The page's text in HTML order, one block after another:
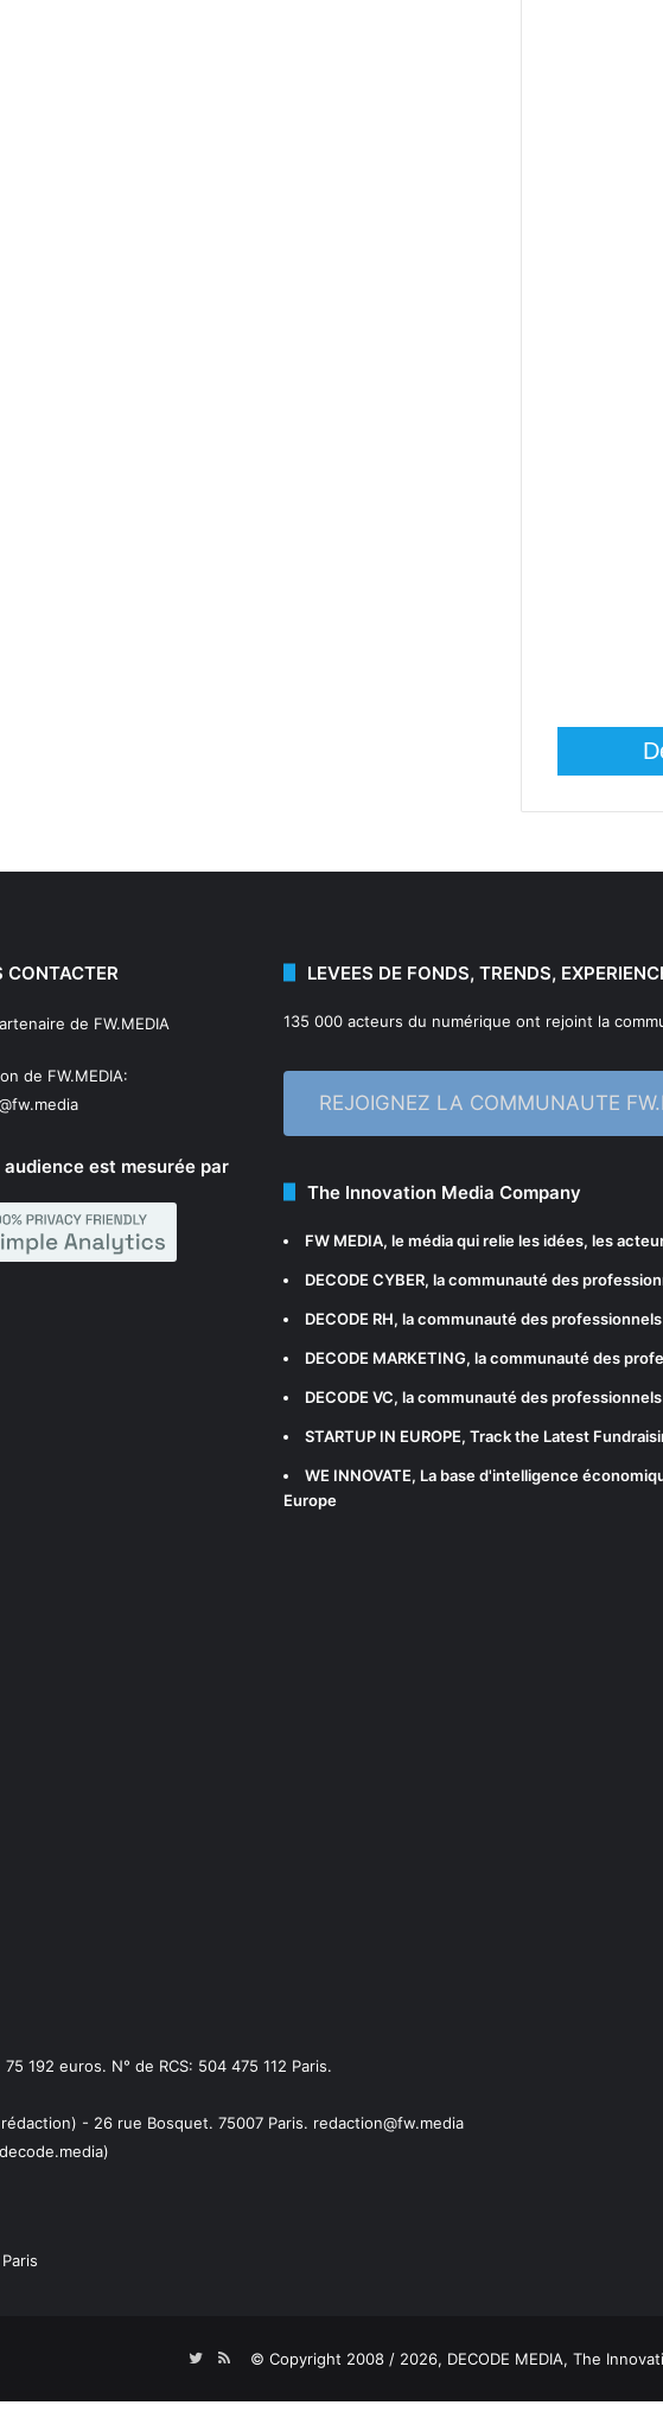
CONTACTER
de FW.MEDIA
de FW.MEDIA:
est mesurée par
LEVEES DE FONDS, TRENDS,
135 000 acteurs du numérique ont rejoint la
REJOIGNEZ LA COMMUNAUTE
The Innovation Media Company
FW MEDIA, le média qui relie les idées, les
DECODE CYBER, la communauté des
DECODE RH, la communauté des professionnels
DECODE MARKETING, la communauté des
DECODE VC, la communauté des
STARTUP IN EUROPE, Track the Latest
WE INNOVATE, La base d'intelligence
Europe
192 euros. N° de RCS: 504 475 112 Paris.
- 26 rue Bosquet. 75007 Paris. redaction@fw.media
© Copyright 2008 / 2026, DECODE MEDIA, The
Twitter
RSS